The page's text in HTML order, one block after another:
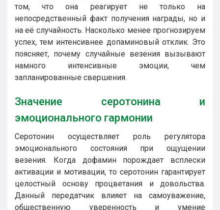
том, что она реагирует не только на
непосредственный факт получения награды, но и
на её случайность. Насколько менее прогнозируем
успех, тем интенсивнее допаминовый отклик. Это
поясняет, почему случайные везения вызывают
намного интенсивные эмоции, чем
запланированные свершения.
Значение серотонина и
эмоционального гармонии
Серотонин осуществляет роль регулятора
эмоционального состояния при ощущении
везения. Когда дофамин порождает всплески
активации и мотивации, то серотонин гарантирует
целостный основу процветания и довольства.
Данный передатчик влияет на самоуважение,
общественную уверенность и умение